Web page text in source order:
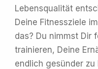
Lebensqualität
Deine Fitnessziele
das? Du nimmst Dir
trainieren, Deine
endlich gesünder zu